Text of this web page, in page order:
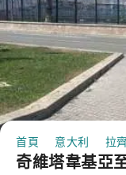
首頁 意大利 拉
奇維塔韋基亞